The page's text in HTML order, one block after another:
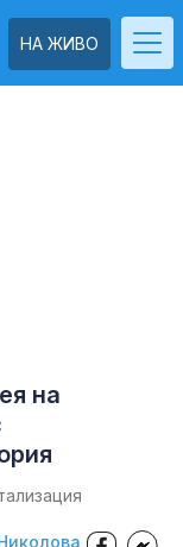
НА ЖИВО
на